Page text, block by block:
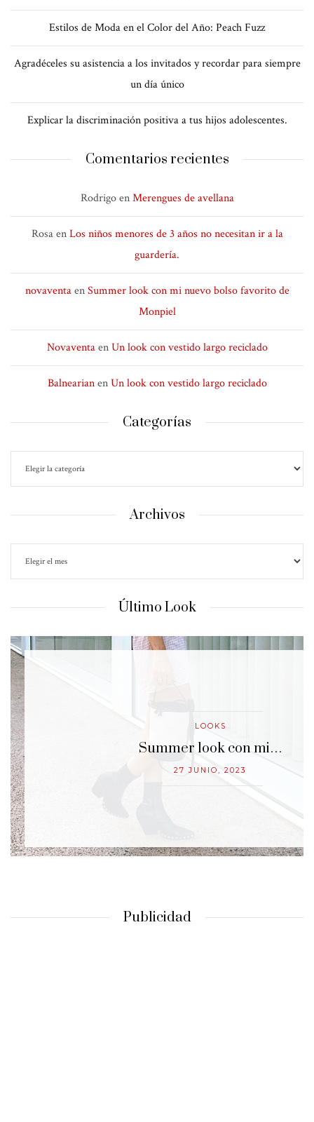
Estilos de Moda en el Color del Año: Peach Fuzz
Agradéceles su asistencia a los invitados y recordar para siempre
un día único
Explicar la discriminación positiva a tus hijos adolescentes.
Comentarios recientes
RodrigoenMerengues de avellana
RosaenLos niños menores de 3 años no necesitan ir a la
guardería.
novaventaenSummer look con mi nuevo bolso favorito de
Monpiel
NovaventaenUn look con vestido largo reciclado
BalnearianenUn look con vestido largo reciclado
Categorías
Archivos
Último Look
LOOKS
Summer look con mi…
27 JUNIO, 2023
Publicidad